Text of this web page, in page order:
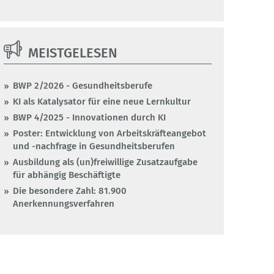
MEISTGELESEN
BWP 2/2026 - Gesundheitsberufe
KI als Katalysator für eine neue Lernkultur
BWP 4/2025 - Innovationen durch KI
Poster: Entwicklung von Arbeitskräfteangebot
und -nachfrage in Gesundheitsberufen
Ausbildung als (un)freiwillige Zusatzaufgabe
für abhängig Beschäftigte
Die besondere Zahl: 81.900
Anerkennungsverfahren